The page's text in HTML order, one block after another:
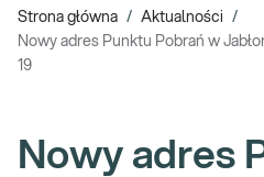
Strona główna / Aktualności
/
Nowy adres Punktu Pobrań w
19
Nowy adres